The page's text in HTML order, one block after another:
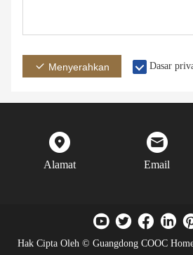
Menyerahkan Dasar
Alamat Email
Hak Cipta Oleh © Guangdong COOC